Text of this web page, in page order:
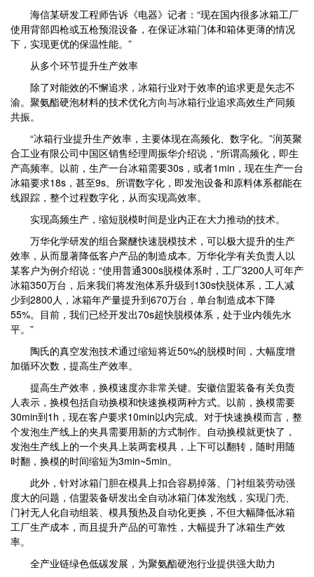
海信某研发工程师告诉《电器》记者：“现在国内很多冰箱工厂
使用背部四枪或五枪预混设备，在保证冰箱门体和箱体更薄的情况
下，实现更优的保温性能。”
从多个环节提升生产效率
除了对能效的不懈追求，冰箱行业对于效率的追求更是矢志不
渝。聚氨酯硬泡材料的技术优化方向与冰箱行业追求高效生产同频
共振。
“冰箱行业提升生产效率，主要体现在高频化、数字化。”润英聚
合工业有限公司中国区销售经理周振华介绍说，“所谓高频化，即生
产高频率。以前，生产一台冰箱需要30s，或者1min，现在生产一台
冰箱要求18s，甚至9s。所谓数字化，即发泡设备和原料体系都能在
线跟踪，整个过程数字化，从而实现高效率。
实现高频生产，缩短脱模时间是业内正在大力推动的技术。
万华化学研发的组合聚醚快速脱模技术，可以极大提升的生产
效率，从而显著降低客户产品的制造成本。万华化学有关负责人以
某客户为例介绍说：“使用普通300s脱模体系时，工厂3200人可年产
冰箱350万台，后来我们将发泡体系升级到130s快脱体系，工人减
少到2800人，冰箱年产量提升到670万台，单台制造成本下降
55%。目前，我们已经开发出70s超快脱模体系，处于业内领先水
平。”
陶氏的真空发泡技术通过缩短将近50%的脱模时间，大幅度增
加循环次数，提高生产效率。
提高生产效率，换模速度亦非常关键。安徽信盟装备有关负责
人表示，换模包括自动换模和快速换模两种方式。以前，换模需要
30min到1h，现在客户要求10min以内完成。对于快速换模而言，整
个发泡生产线上的夹具需要用新的方式制作。自动换模就更快了，
发泡生产线上的一个夹具上装两套模具，上下可以翻转，随时用随
时翻，换模的时间缩短为3min~5min。
此外，针对冰箱门胆在模具上扣合容易掉落、门衬组装劳动强
度大的问题，信盟装备研发出全自动冰箱门体发泡线，实现门壳、
门衬无人化自动组装、模具预热及自动化更换，不但大幅降低冰箱
工厂生产成本，而且提升产品的可靠性，大幅提升了冰箱生产效
率。
全产业链绿色低碳发展，为聚氨酯硬泡行业提供强大助力